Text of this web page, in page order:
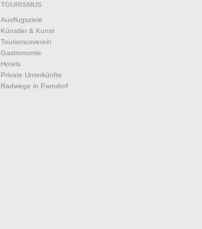
TOURISMUS
Ausflugsziele
Künstler & Kunst
Tourismusverein
Gastronomie
Hotels
Private Unterkünfte
Radwege in Parndorf